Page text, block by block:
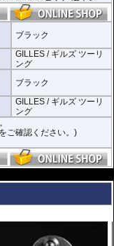
ネジに対応していること
かじめ寸法図を参考に実
ブラック
GILLES / ギルズ ツーリ
ング
ブラック
GILLES / ギルズ ツーリ
ング
ご確認ください。)